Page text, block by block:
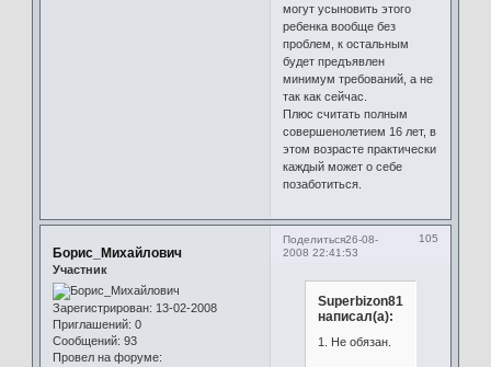
могут усыновить этого
ребенка вообще без
проблем, к остальным
будет предъявлен
минимум требований, а не
так как сейчас.
Плюс считать полным
совершенолетием 16 лет, в
этом возрасте практически
каждый может о себе
позаботиться.
Поделиться 105
26-08-
2008 22:41:53
Борис_Михайлович
Участник
Зарегистрирован: 13-02-2008
Приглашений: 0
Сообщений: 93
Провел на форуме:
Superbizon81
написал(а):
1. Не обязан.